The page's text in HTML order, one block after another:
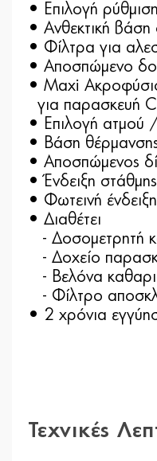
• Επιλογή
• Ανθεκτική βάση
• Φίλτρα για
• Αποσπώμενο
• Maxi
για παρασκευή
• Επιλογή ατμού
• Βάση θέρμανσης
• Αποσπώμενος
• Ένδειξη
• Φωτεινή
• Διαθέτει
- Δοσομετρητή
- Δοχείο
- Βελόνα
- Φίλτρο
• 2 χρόνια
Τεχνικές